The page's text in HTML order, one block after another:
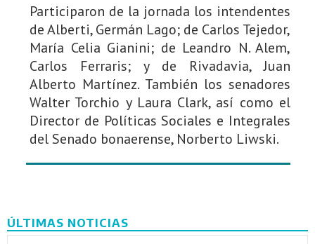
Participaron de la jornada los intendentes
de Alberti, Germán Lago; de Carlos Tejedor,
María Celia Gianini; de Leandro N. Alem,
Carlos Ferraris; y de Rivadavia, Juan
Alberto Martínez. También los senadores
Walter Torchio y Laura Clark, así como el
Director de Políticas Sociales e Integrales
del Senado bonaerense, Norberto Liwski.
ÚLTIMAS NOTICIAS